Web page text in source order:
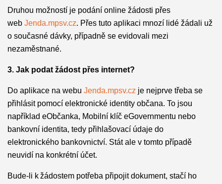
Druhou možností je podání online žádosti přes
web Jenda.mpsv.cz. Přes tuto aplikaci mnozí lidé žádali už
o současné dávky, případně se evidovali mezi
nezaměstnané.
3. Jak podat žádost přes internet?
Do aplikace na webu Jenda.mpsv.cz je nejprve třeba se
přihlásit pomocí elektronické identity občana. To jsou
například eObčanka, Mobilní klíč eGovernmentu nebo
bankovní identita, tedy přihlašovací údaje do
elektronického bankovnictví. Stát ale v tomto případě
neuvidí na konkrétní účet.
Bude-li k žádostem potřeba připojit dokument, stačí ho